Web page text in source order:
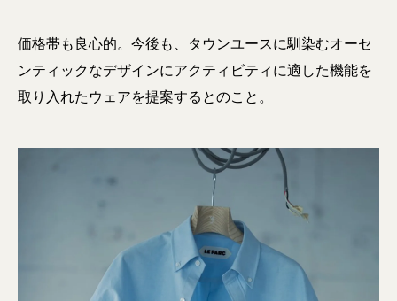
価格帯も良心的。今後も、タウンユースに馴染むオーセ
ンティックなデザインにアクティビティに適した機能を
取り入れたウェアを提案するとのこと。